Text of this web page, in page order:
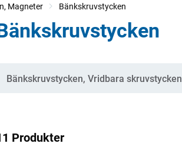
Magneter Bänkskruvstycken
Kategorier
Bänkskruvstycken, Vridbara skruvstycken
Produkter